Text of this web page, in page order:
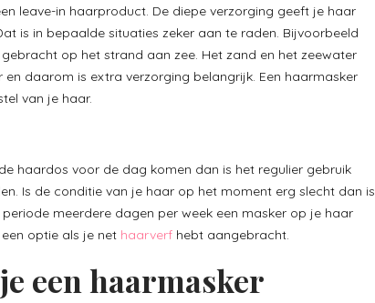
leave-in haarproduct. De diepe verzorging geeft je haar
is in bepaalde situaties zeker aan te raden. Bijvoorbeeld
op het strand aan zee. Het zand en het zeewater
daarom is extra verzorging belangrijk. Een haarmasker
van je haar.
haardos voor de dag komen dan is het regulier gebruik
Is de conditie van je haar op het moment erg slecht dan is
meerdere dagen per week een masker op je haar
optie als je net haarverf hebt aangebracht.
een haarmasker